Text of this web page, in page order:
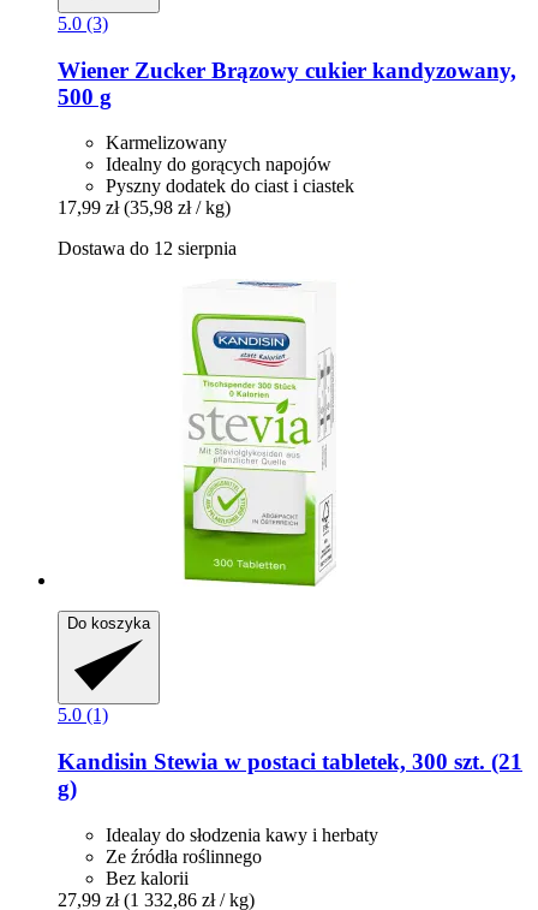
5.0 (3)
Wiener Zucker Brązowy cukier kandyzowany,
500 g
Karmelizowany
Idealny do gorących napojów
Pyszny dodatek do ciast i ciastek
17,99 zł (35,98 zł / kg)
Dostawa do 12 sierpnia
Do koszyka
5.0 (1)
Kandisin Stewia w postaci tabletek, 300 szt. (21
g)
Idealay do słodzenia kawy i herbaty
Ze źródła roślinnego
Bez kalorii
27,99 zł (1 332,86 zł / kg)